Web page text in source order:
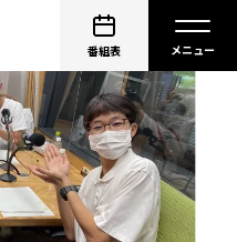
番組表